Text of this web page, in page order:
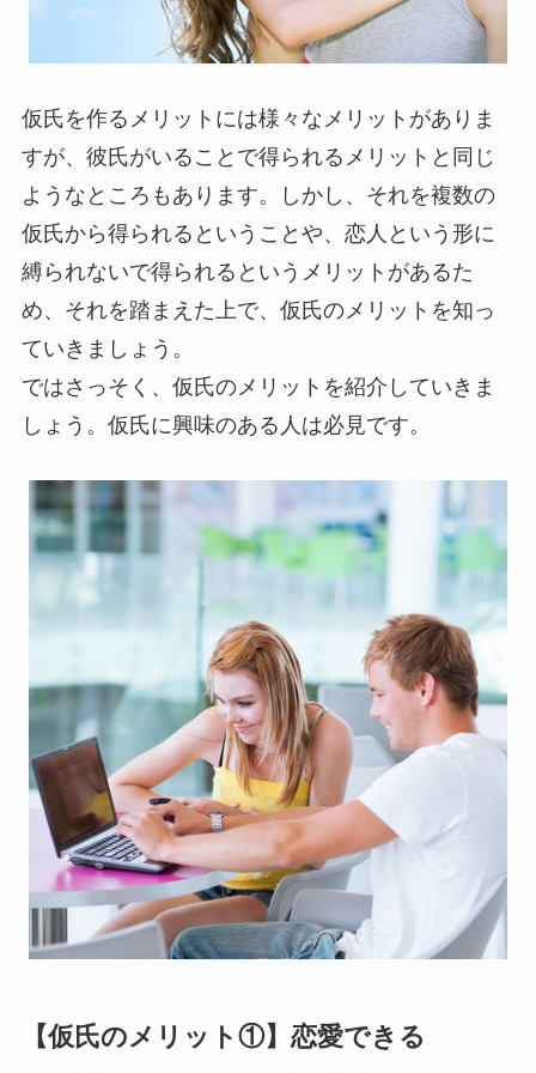
仮氏を作るメリットには様々なメリットがありま
すが、彼氏がいることで得られるメリットと同じ
ようなところもあります。しかし、それを複数の
仮氏から得られるということや、恋人という形に
縛られないで得られるというメリットがあるた
め、それを踏まえた上で、仮氏のメリットを知っ
ていきましょう。
ではさっそく、仮氏のメリットを紹介していきま
しょう。仮氏に興味のある人は必見です。
【仮氏のメリット①】恋愛できる